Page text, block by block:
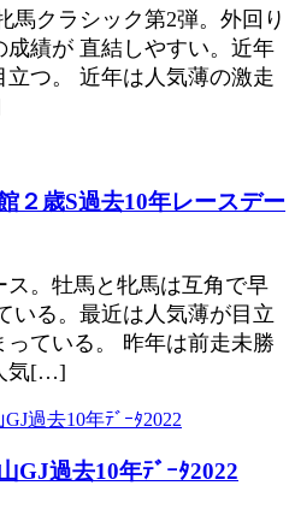
クラシック第2弾。外回り
成績が 直結しやすい。近年
立つ。 近年は人気薄の激走
２歳S過去10年レースデー
ス。牡馬と牝馬は互角で早
いる。最近は人気薄が目立
っている。 昨年は前走未勝
気[…]
GJ過去10年ﾃﾞｰﾀ2022